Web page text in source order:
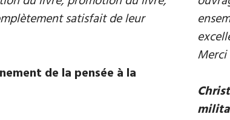
satisfait de leur
de la pensée à la